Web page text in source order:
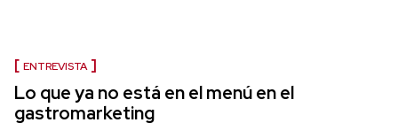
ENTREVISTA
Lo que ya no está en el menú en el
gastromarketing